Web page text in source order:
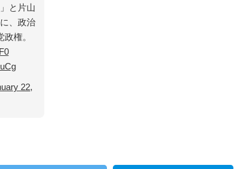
と片山
、政治
権。
22,